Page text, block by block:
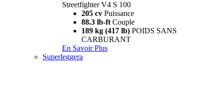
Streetfighter V4 S 100
205 cv Puissance
88.3 lb-ft Couple
189 kg (417 lb) POIDS SANS
CARBURANT
En Savoir Plus
Superleggera